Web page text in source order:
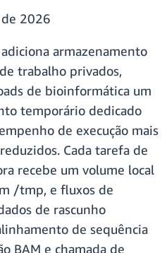
2026
armazenamento
trabalho privados,
de bioinformática um
temporário dedicado
de execução mais
Cada tarefa de
recebe um volume local
/tmp, e fluxos de
de rascunho
de sequência
BAM e chamada de